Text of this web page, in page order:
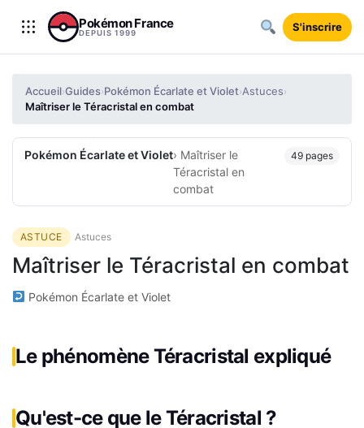
Aller au contenu
Pokémon France
DEPUIS 1999 S'inscrire
Accueil›Guides›Pokémon Écarlate et Violet›Astuces›
Maîtriser le Téracristal en combat
Pokémon Écarlate et Violet› Maîtriser le
Téracristal en
combat
49 pages
ASTUCE Astuces
Maîtriser le Téracristal en combat
Pokémon Écarlate et Violet
Le phénomène Téracristal expliqué
Qu'est-ce que le Téracristal ?